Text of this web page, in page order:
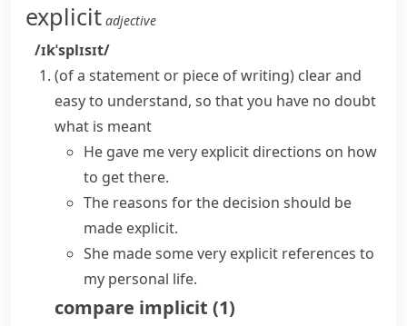
explicit adjective
/ɪkˈsplɪsɪt/
(of a statement or piece of writing) clear and
easy to understand, so that you have no doubt
what is meant
He gave me very explicit directions on how
to get there.
The reasons for the decision should be
made explicit.
She made some very explicit references to
my personal life.
compare implicit (1)